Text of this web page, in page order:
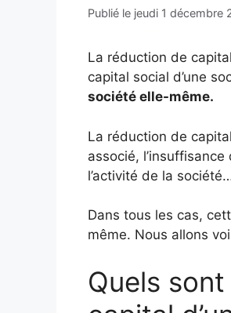
Publié le jeudi 1 décembre
La réduction de
capital social d’une
société elle-même.
La réduction de
associé,
l’activité de la
Dans tous les cas,
même. Nous allons
Quels